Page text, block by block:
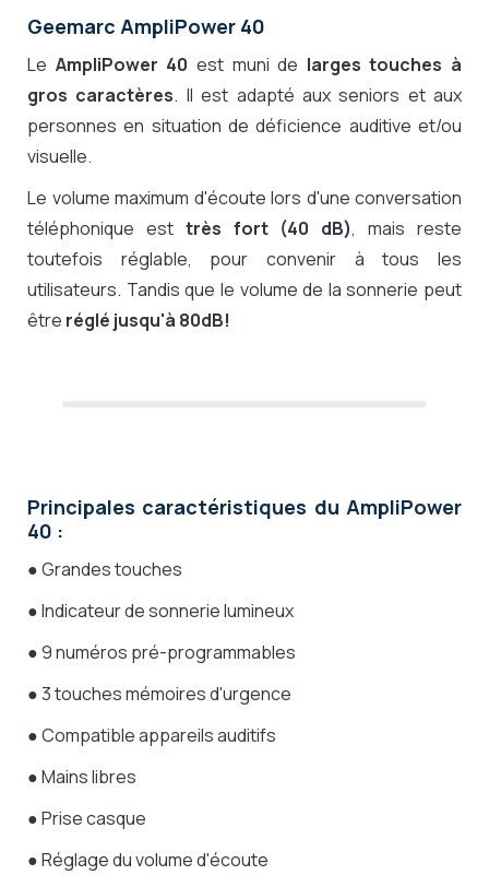
Geemarc AmpliPower 40
Le AmpliPower 40 est muni de larges touches à
gros caractères. Il est adapté aux seniors et aux
personnes en situation de déficience auditive et/ou
visuelle.
Le volume maximum d'écoute lors d'une conversation
téléphonique est très fort (40 dB), mais reste
toutefois réglable, pour convenir à tous les
utilisateurs. Tandis que le volume de la sonnerie peut
être réglé jusqu'à 80dB!
Principales caractéristiques du AmpliPower
40 :
●Grandes touches
●Indicateur de sonnerie lumineux
●9 numéros pré-programmables
●3 touches mémoires d'urgence
●Compatible appareils auditifs
●Mains libres
●Prise casque
●Réglage du volume d'écoute